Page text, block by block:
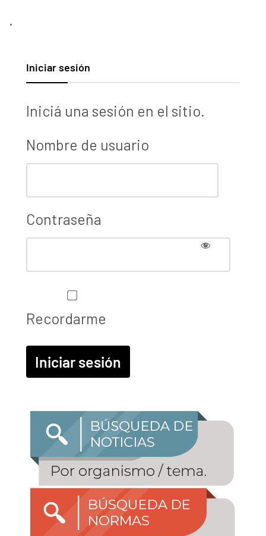
.
Iniciar sesión
Iniciá una sesión en el sitio.
Nombre de usuario
Contraseña
Recordarme